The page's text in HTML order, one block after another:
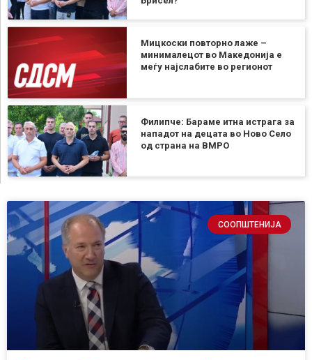
Мицкоски повторно лаже –
минималецот во Македонија е
меѓу најслабите во регионот
Филипче: Бараме итна истрага за
нападот на децата во Ново Село
од страна на ВМРО
СООПШТЕНИЈА